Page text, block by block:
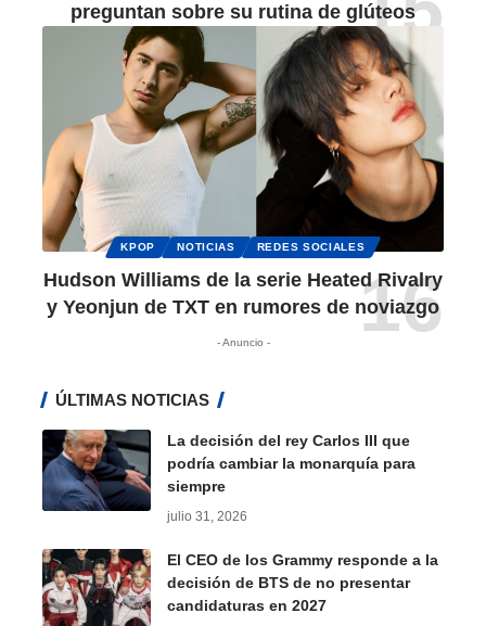
preguntan sobre su rutina de glúteos
KPOP NOTICIAS REDES SOCIALES
Hudson Williams de la serie Heated Rivalry
y Yeonjun de TXT en rumores de noviazgo
- Anuncio -
ÚLTIMAS NOTICIAS
La decisión del rey Carlos III que
podría cambiar la monarquía para
siempre
julio 31, 2026
El CEO de los Grammy responde a la
decisión de BTS de no presentar
candidaturas en 2027